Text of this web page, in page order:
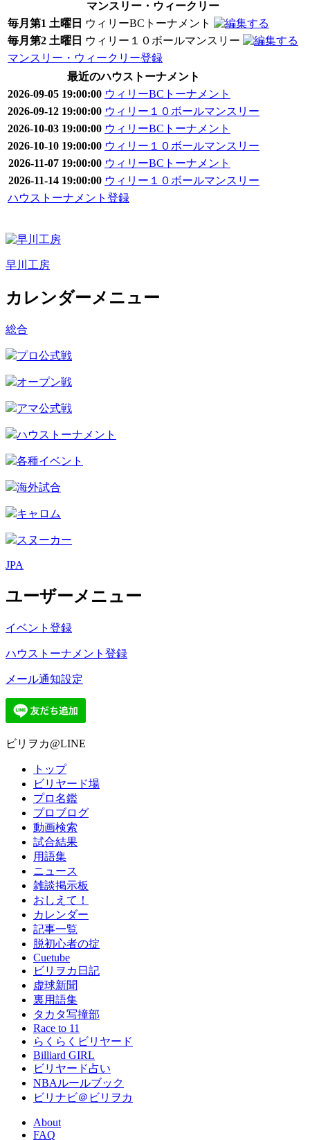
マンスリー・ウィークリー
毎月第1 土曜日 ウィリーBCトーナメント
毎月第2 土曜日 ウィリー１０ボールマンスリー
マンスリー・ウィークリー登録
最近のハウストーナメント
2026-09-05 19:00:00 ウィリーBCトーナメント
2026-09-12 19:00:00 ウィリー１０ボールマンスリー
2026-10-03 19:00:00 ウィリーBCトーナメント
2026-10-10 19:00:00 ウィリー１０ボールマンスリー
2026-11-07 19:00:00 ウィリーBCトーナメント
2026-11-14 19:00:00 ウィリー１０ボールマンスリー
ハウストーナメント登録
早川工房
カレンダーメニュー
総合
プロ公式戦
オープン戦
アマ公式戦
ハウストーナメント
各種イベント
海外試合
キャロム
スヌーカー
JPA
ユーザーメニュー
イベント登録
ハウストーナメント登録
メール通知設定
ビリヲカ@LINE
トップ
ビリヤード場
プロ名鑑
プロブログ
動画検索
試合結果
用語集
ニュース
雑談掲示板
おしえて！
カレンダー
記事一覧
脱初心者の掟
Cuetube
ビリヲカ日記
虚球新聞
裏用語集
タカタ写撞部
Race to 11
らくらくビリヤード
Billiard GIRL
ビリヤード占い
NBAルールブック
ビリナビ＠ビリヲカ
About
FAQ